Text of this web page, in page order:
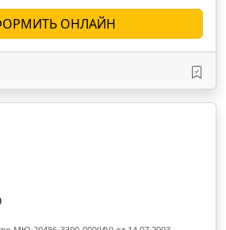
ОНЛАЙН